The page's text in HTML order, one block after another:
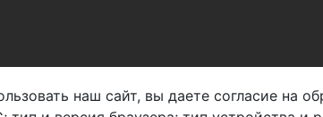
Мы в
наш сайт, вы даете согласие на